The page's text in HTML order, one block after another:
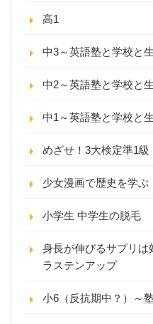
高1
中3～英語塾と学校と
中2～英語塾と学校と
中1～英語塾と学校と
めざせ！3大検定準1級
少女漫画で歴史を学ぶ
小学生 中学生の脱毛
身長が伸びるサプリ
ラステンアップ
小6（反抗期中？）～